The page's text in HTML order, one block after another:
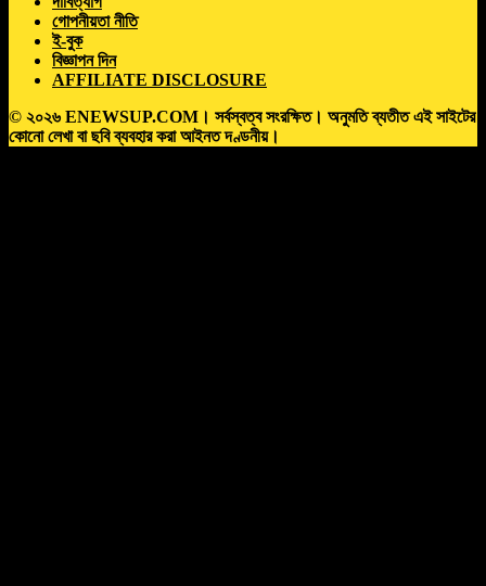
গোপনীয়তা নীতি
ই-বুক
বিজ্ঞাপন দিন
AFFILIATE DISCLOSURE
© ২০২৬ ENEWSUP.COM। সর্বস্বত্ব সংরক্ষিত। অনুমতি ব্যতীত এই সাইটের
কোনো লেখা বা ছবি ব্যবহার করা আইনত দণ্ডনীয়।